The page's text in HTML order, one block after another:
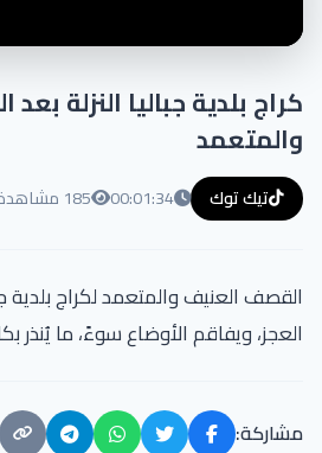
كراج بلدية جباليا النزلة
والمتعمد
تيك توك 00:01:34 185 مشاهدة
القصف العنيف والمتعمد لكراج بلدية
العجز، ويفاقم الأوضاع سوءً، ما يُنذر
مشاركة: